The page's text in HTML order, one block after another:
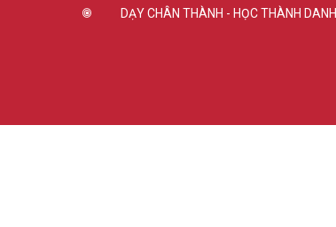
DẠY CHÂN THÀNH - HỌC THÀNH DANH